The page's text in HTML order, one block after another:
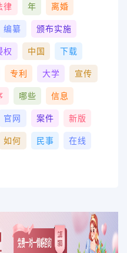
律 年 离婚
编纂 颁布实施
权 中国 下载
专利 大学 宣传
哪些 信息
官网 案件 新版
如何 民事 在线